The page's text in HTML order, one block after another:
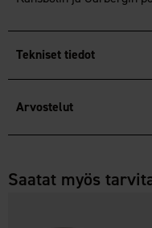
Tekniset tiedot
Arvostelut
Saatat myös